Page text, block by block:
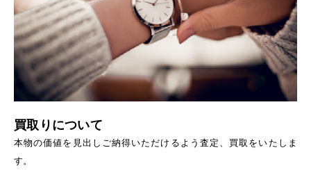
買取りについて
本物の価値を見出しご納得いただけるよう査定、買取をいたしま
す。